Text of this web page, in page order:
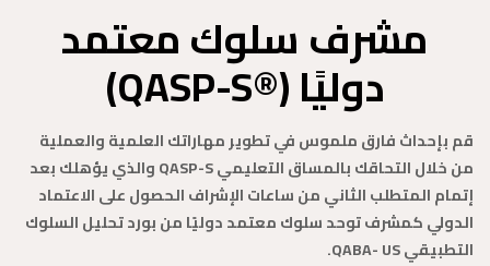
مشرف سلوك معتمد
دوليًا (®QASP-S)
قم بإحداث فارق ملموس في تطوير مهاراتك العلمية والعملية
من خلال التحاقك بالمساق التعليمي QASP-S والذي يؤهلك بعد
إتمام المتطلب الثاني من ساعات الإشراف الحصول على الاعتماد
الدولي كمشرف توحد سلوك معتمد دوليًا من بورد تحليل السلوك
التطبيقي QABA- US.